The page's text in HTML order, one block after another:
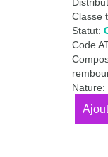
Classe
Statut:
Code
Nature:
quantité